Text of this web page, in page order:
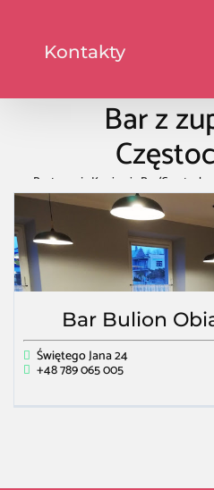
Kontakty
Bar z
Restauracja Kawiarnia Bar /Częstochowa
Bar Bulion
Świętego Jana 24
+48 789 065 005